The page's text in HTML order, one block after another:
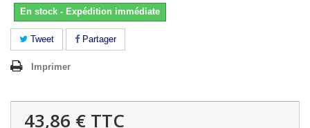
En stock - Expédition immédiate
Tweet Partager
Imprimer
43,86 € TTC